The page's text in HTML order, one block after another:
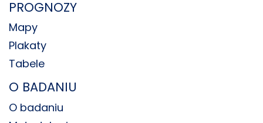
PROGNOZY
Mapy
Plakaty
Tabele
O BADANIU
O badaniu